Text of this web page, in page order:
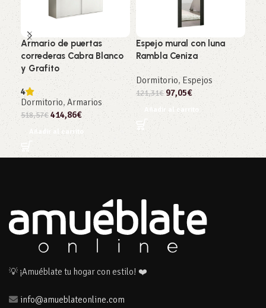
Armario de puertas
correderas Cabra Blanco
y Grafito
4
Dormitorio, Armarios
518,57€414,86€
Añadir al carrito
Espejo mural con luna
Rambla Ceniza
Dormitorio, Espejos
121,31€ 97,05€
Añadir al carrito
💡 ¡Amuéblate tu hogar con estilo! ❤️
info@amueblateonline.com